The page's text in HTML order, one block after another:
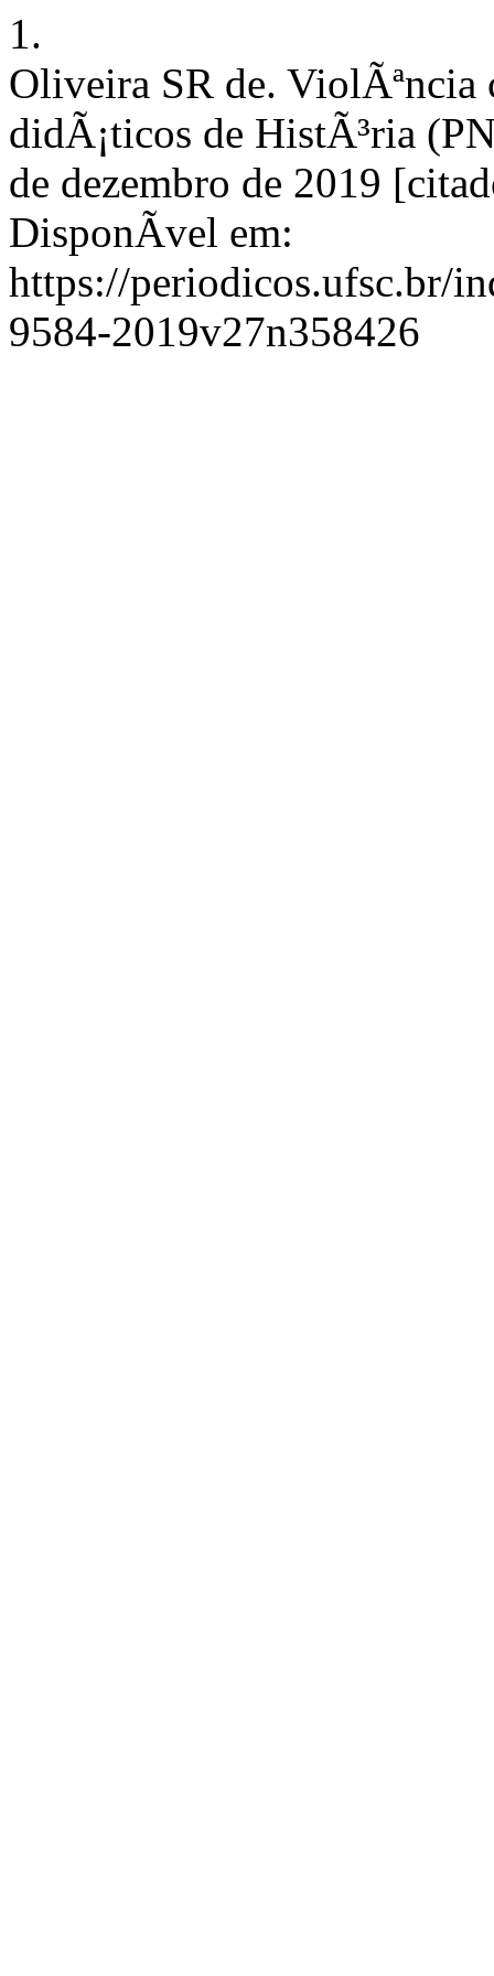
1.
Oliveira SR de. ViolÃªncia
didÃ¡ticos de HistÃ³ria
de dezembro de 2019
DisponÃ­vel em:
https://periodicos.ufsc.br/
9584-2019v27n358426